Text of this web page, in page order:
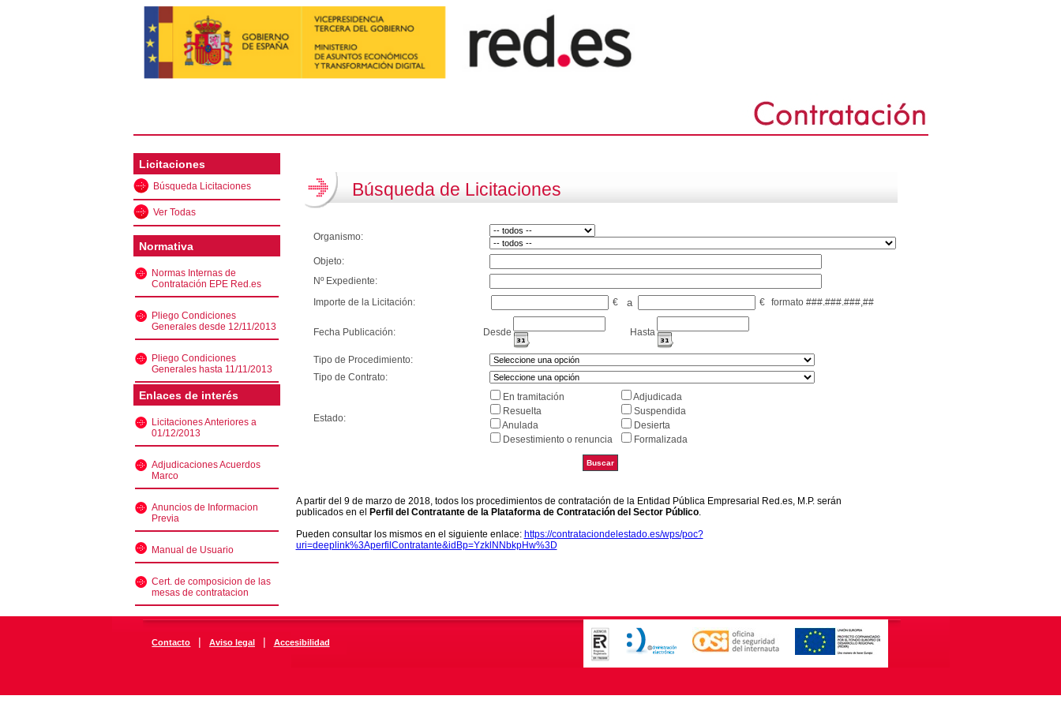
Licitaciones
Búsqueda Licitaciones
Ver Todas
Normativa
Normas Internas de
Contratación EPE Red.es
Pliego Condiciones
Generales desde 12/11/2013
Pliego Condiciones
Generales hasta 11/11/2013
Enlaces de interés
Licitaciones Anteriores a
01/12/2013
Adjudicaciones Acuerdos
Marco
Anuncios de Informacion
Previa
Manual de Usuario
Cert. de composicion de las
mesas de contratacion
Búsqueda de Licitaciones
Organismo:
Objeto:
Nº Expediente:
Importe de la Licitación:
€ a € formato ###.###.###,##
Fecha Publicación: Desde Hasta
Tipo de Procedimiento:
Tipo de Contrato:
Estado:
En tramitación
Adjudicada
Resuelta
Suspendida
Anulada
Desierta
Desestimiento o renuncia
Formalizada
A partir del 9 de marzo de 2018, todos los procedimientos de contratación de la Entidad Pública Empresarial Red.es, M.P. serán
publicados en el
Perfil del Contratante de la Plataforma de Contratación del Sector Público.
Pueden consultar los mismos en el siguiente enlace: https://contrataciondelestado.es/wps/poc?
uri=deeplink%3AperfilContratante&idBp=YzklNNbkpHw%3D
Contacto | Aviso legal | Accesibilidad